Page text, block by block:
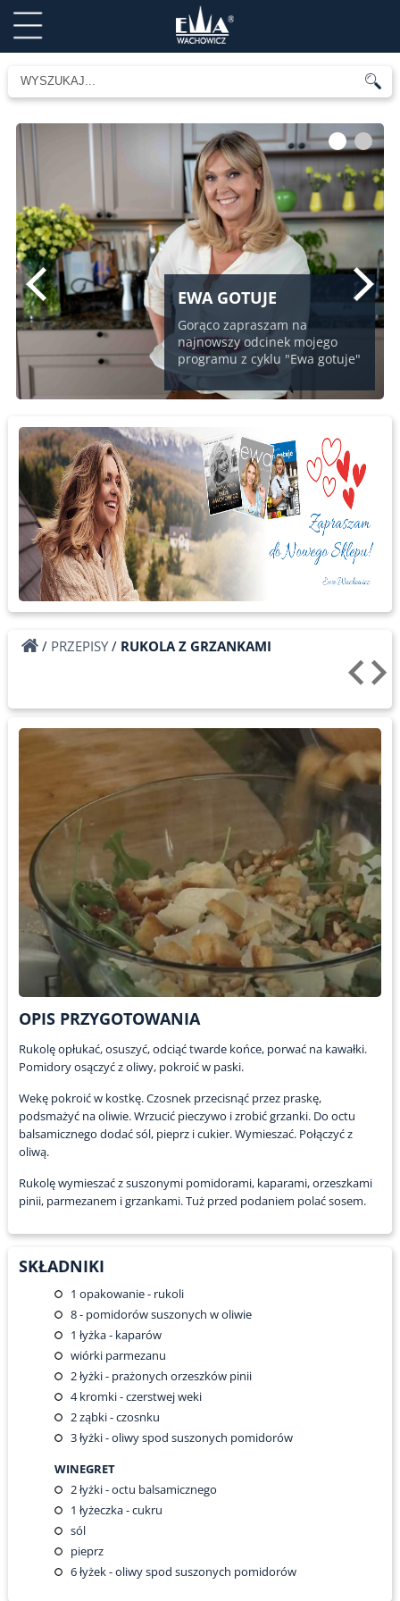
EWA GOTUJE
Gorąco zapraszam na
najnowszy odcinek mojego
programu z cyklu "Ewa gotuje"
1 2
/ PRZEPISY/ RUKOLA Z GRZANKAMI
OPIS PRZYGOTOWANIA
Rukolę opłukać, osuszyć, odciąć twarde końce, porwać na kawałki.
Pomidory osączyć z oliwy, pokroić w paski.
Wekę pokroić w kostkę. Czosnek przecisnąć przez praskę,
podsmażyć na oliwie. Wrzucić pieczywo i zrobić grzanki. Do octu
balsamicznego dodać sól, pieprz i cukier. Wymieszać. Połączyć z
oliwą.
Rukolę wymieszać z suszonymi pomidorami, kaparami, orzeszkami
pinii, parmezanem i grzankami. Tuż przed podaniem polać sosem.
SKŁADNIKI
1 opakowanie - rukoli
8- pomidorów suszonych w oliwie
1 łyżka - kaparów
wiórki parmezanu
2łyżki - prażonych orzeszków pinii
4kromki - czerstwej weki
2ząbki - czosnku
3łyżki - oliwy spod suszonych pomidorów
WINEGRET
2łyżki - octu balsamicznego
1 łyżeczka - cukru
sól
pieprz
6łyżek - oliwy spod suszonych pomidorów